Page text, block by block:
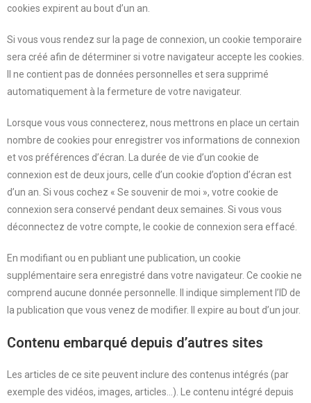
cookies expirent au bout d’un an.
Si vous vous rendez sur la page de connexion, un cookie temporaire
sera créé afin de déterminer si votre navigateur accepte les cookies.
Il ne contient pas de données personnelles et sera supprimé
automatiquement à la fermeture de votre navigateur.
Lorsque vous vous connecterez, nous mettrons en place un certain
nombre de cookies pour enregistrer vos informations de connexion
et vos préférences d’écran. La durée de vie d’un cookie de
connexion est de deux jours, celle d’un cookie d’option d’écran est
d’un an. Si vous cochez « Se souvenir de moi », votre cookie de
connexion sera conservé pendant deux semaines. Si vous vous
déconnectez de votre compte, le cookie de connexion sera effacé.
En modifiant ou en publiant une publication, un cookie
supplémentaire sera enregistré dans votre navigateur. Ce cookie ne
comprend aucune donnée personnelle. Il indique simplement l’ID de
la publication que vous venez de modifier. Il expire au bout d’un jour.
Contenu embarqué depuis d’autres sites
Les articles de ce site peuvent inclure des contenus intégrés (par
exemple des vidéos, images, articles…). Le contenu intégré depuis